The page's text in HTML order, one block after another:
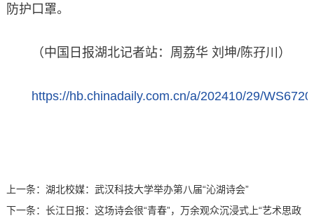
防护口罩。
（中国日报湖北记者站：周荔华 刘坤/陈孖川）
https://hb.chinadaily.com.cn/a/202410/29/
上一条： 湖北校媒：武汉科技大学举办第八届“沁湖诗会”
下一条： 长江日报：这场诗会很“青春”，万余观众沉浸式上“艺术思政